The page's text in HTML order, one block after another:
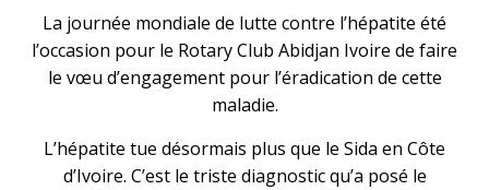
La journée mondiale de lutte contre l’hépatite été
l’occasion pour le Rotary Club Abidjan Ivoire de faire
le vœu d’engagement pour l’éradication de cette
maladie.
L’hépatite tue désormais plus que le Sida en Côte
d’Ivoire. C’est le triste diagnostic qu’a posé le